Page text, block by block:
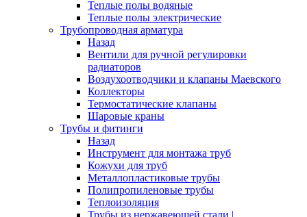
Теплые полы водяные
Теплые полы электрические
Трубопроводная арматура
Назад
Вентили для ручной регулировки
радиаторов
Воздухоотводчики и клапаны Маевского
Коллекторы
Термостатические клапаны
Шаровые краны
Трубы и фитинги
Назад
Инструмент для монтажа труб
Кожухи для труб
Металлопластиковые трубы
Полипропиленовые трубы
Теплоизоляция
Трубы из нержавеющей стали |